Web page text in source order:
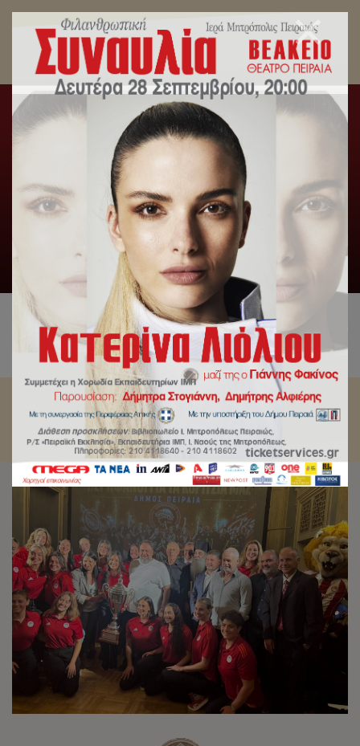
Ο Σεβασμιώτατος στην βράβευση
Πρωταθλητριών Ευρώπης της γυναικείας ομάδας
υδατοσφαίρισης του Ολυμπιακού, παρουσία του
Βαγγέλη Μαρινάκη.
Αρχική Γενική Κατηγορία,Δελτία Τύπου /
Ο
Σεβασμιώτατος στην βράβευση Πρωταθλητριών Ευρώπης της
γυναικείας ομάδας υδατοσφαίρισης του Ολυμπιακού,
παρουσία του Βαγγέλη Μαρινάκη.